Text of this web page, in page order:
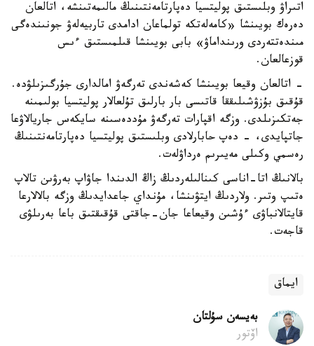
اتىراۋ وبلىستىق پوليتسيا دەپارتامەنتىنىڭ مالىمەتىنشە، اتالعان
دەرەك بويىنشا «كامەلەتكە تولماعان ادامدى تاربيەلەۋ جونىندەگى
مىندەتتەردى ورىنداماۋ» بابى بويىنشا قىلمىستىق ءىس
قوزعالعان.
- اتالعان وقيعا بويىنشا كەشەندى تەرگەۋ امالدارى جۇرگىزىلۋدە.
قۇقىق بۇزۋشىلىققا قاتىسى بار بارلىق تۇلعالار پوليتسيا بولىمىنە
جەتكىزىلدى. وزگە اقپارات تەرگەۋ مۇددەسىنە سايكەس جاريالاۋعا
جاتپايدى، - دەپ حابارلادى وبلىستىق پوليتسيا دەپارتامەنتىنىڭ
رەسمي وكىلى مەيىرىم ەرداۋلەت.
بالانىڭ اتا-اناسى كىنالىلەردىڭ زاڭ الدىندا جاۋاپ بەرۋىن تالاپ
ەتىپ وتىر. ولاردىڭ ايتۋىنشا، مۇنداي جاعدايدىڭ وزگە بالالارعا
قايتالانباۋى ءۇشىن وقيعاعا جان-جاقتى قۇقىقتىق باعا بەرىلۋى
قاجەت.
ايماق
بەيسەن سۇلتان
اۆتور